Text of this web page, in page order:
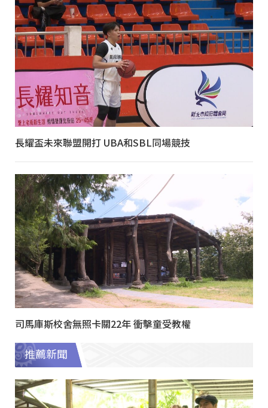
長耀盃未來聯盟開打 UBA和SBL同場競技
司馬庫斯校舍無照卡關22年 衝擊童受教權
推薦新聞